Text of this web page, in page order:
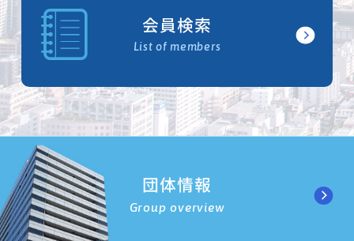
会員検索
List of members
団体情報
Group overview